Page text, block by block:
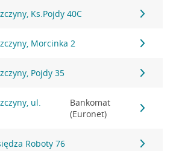
Ks.Pojdy 40C
Morcinka 2
Pojdy 35
ul.
Bankomat
(Euronet)
Roboty 76